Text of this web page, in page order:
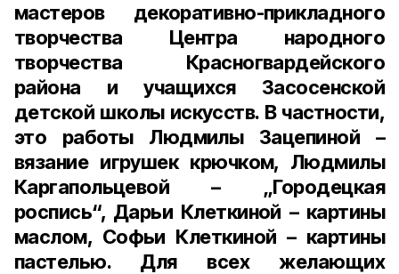
мастеров декоративно-прикладного
творчества Центра народного
творчества Красногвардейского
района и учащихся Засосенской
детской школы искусств. В частности,
это работы Людмилы Зацепиной –
вязание игрушек крючком, Людмилы
Каргапольцевой – „Городецкая
роспись“, Дарьи Клеткиной – картины
маслом, Софьи Клеткиной – картины
пастелью. Для всех желающих